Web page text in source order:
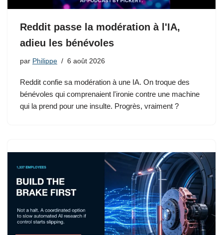
Reddit passe la modération à l'IA,
adieu les bénévoles
par Philippe 6 août 2026
Reddit confie sa modération à une IA. On troque des
bénévoles qui comprenaient l'ironie contre une machine
qui la prend pour une insulte. Progrès, vraiment ?